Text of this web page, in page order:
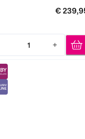
€
1
Quantity: 1